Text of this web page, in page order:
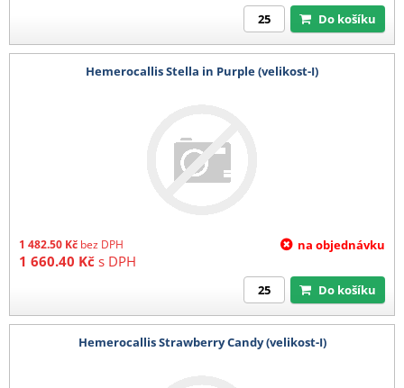
Do košíku
Hemerocallis Stella in Purple (velikost-I)
1 482.50 Kč bez DPH
1 660.40 Kč s DPH
na objednávku
Do košíku
Hemerocallis Strawberry Candy (velikost-I)